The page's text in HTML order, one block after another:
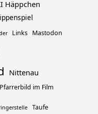
Häppchen
Links Mastodon
Nittenau
Pfarrerbild im Film
Taufe